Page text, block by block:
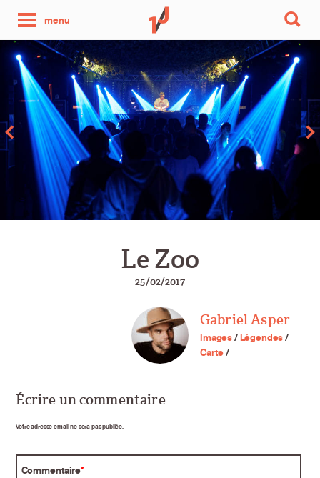
menu
photo
par
jour
Le Zoo
25/02/2017
Gabriel Asper
Images/Légendes/
Carte/
Écrire un commentaire
Votre adresse email ne sera pas publiée.
Commentaire*